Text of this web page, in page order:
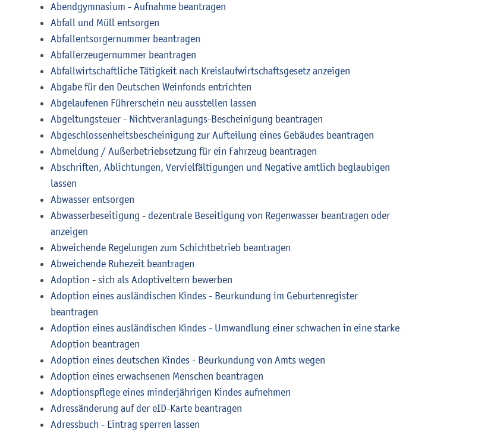
Abendgymnasium - Aufnahme beantragen
Abfall und Müll entsorgen
Abfallentsorgernummer beantragen
Abfallerzeugernummer beantragen
Abfallwirtschaftliche Tätigkeit nach Kreislaufwirtschaftsgesetz anzeigen
Abgabe für den Deutschen Weinfonds entrichten
Abgelaufenen Führerschein neu ausstellen lassen
Abgeltungsteuer - Nichtveranlagungs-Bescheinigung beantragen
Abgeschlossenheitsbescheinigung zur Aufteilung eines Gebäudes beantragen
Abmeldung / Außerbetriebsetzung für ein Fahrzeug beantragen
Abschriften, Ablichtungen, Vervielfältigungen und Negative amtlich beglaubigen
lassen
Abwasser entsorgen
Abwasserbeseitigung - dezentrale Beseitigung von Regenwasser beantragen oder
anzeigen
Abweichende Regelungen zum Schichtbetrieb beantragen
Abweichende Ruhezeit beantragen
Adoption - sich als Adoptiveltern bewerben
Adoption eines ausländischen Kindes - Beurkundung im Geburtenregister
beantragen
Adoption eines ausländischen Kindes - Umwandlung einer schwachen in eine starke
Adoption beantragen
Adoption eines deutschen Kindes - Beurkundung von Amts wegen
Adoption eines erwachsenen Menschen beantragen
Adoptionspflege eines minderjährigen Kindes aufnehmen
Adressänderung auf der eID-Karte beantragen
Adressbuch - Eintrag sperren lassen